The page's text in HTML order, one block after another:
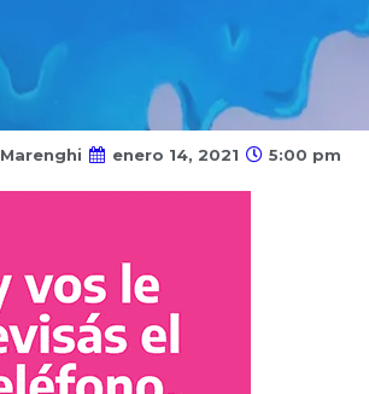
enero 14, 2021 5:00 pm